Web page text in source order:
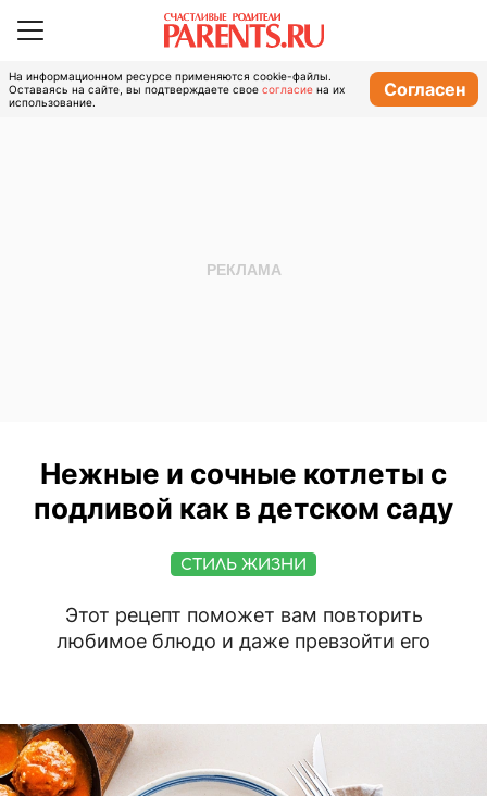
На информационном ресурсе применяются cookie-файлы.
Оставаясь на сайте, вы подтверждаете свое согласие на их
использование.
Согласен
Нежные и сочные котлеты с
подливой как в детском саду
СТИЛЬ ЖИЗНИ
Этот рецепт поможет вам повторить
любимое блюдо и даже превзойти его